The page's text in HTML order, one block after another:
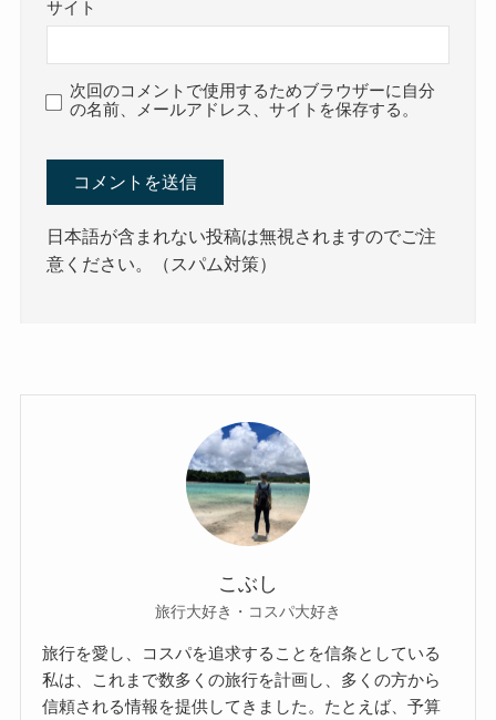
サイト
次回のコメントで使用するためブラウザーに自分
の名前、メールアドレス、サイトを保存する。
日本語が含まれない投稿は無視されますのでご注
意ください。（スパム対策）
こぶし
旅行大好き・コスパ大好き
旅行を愛し、コスパを追求することを信条としている
私は、これまで数多くの旅行を計画し、多くの方から
信頼される情報を提供してきました。たとえば、予算